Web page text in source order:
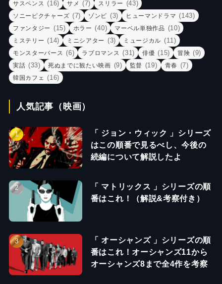
サスペンス (16) サメ (7) スリラー (43)
ソニーピクチャーズ (7) ゾンビ (3) ヒューマンドラマ (143)
ファンタジー (15) ホラー (40) マーベル単独作品 (10)
ミステリー (14) ミニシアター (3) ミュージカル (11)
モンスターバース (6) ラブロマンス (31) 俳優 (15) 冒険 (9)
実話 (33) 死ぬまでに観たい映画 (9) 監督 (19) 青春 (7)
韓国カフェ (16)
人気記事（映画）
「 ジョン・ウィック 」シリーズ
はこの順番で見るべし、今後の
続編について解説したよ
「 マトリックス 」シリーズの順
番はこれ！（解説&考察付き）
「 オーシャンズ 」シリーズの順
番はこれ！オーシャンズ11から
オーシャンズ8まで全4作を考察